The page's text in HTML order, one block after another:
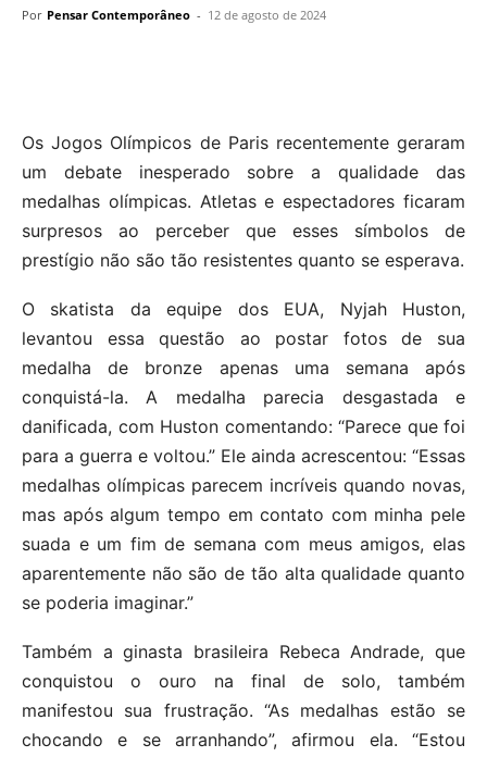
Por Pensar Contemporâneo - 12 de agosto de 2024
Os Jogos Olímpicos de Paris recentemente geraram
um debate inesperado sobre a qualidade das
medalhas olímpicas. Atletas e espectadores ficaram
surpresos ao perceber que esses símbolos de
prestígio não são tão resistentes quanto se esperava.
O skatista da equipe dos EUA, Nyjah Huston,
levantou essa questão ao postar fotos de sua
medalha de bronze apenas uma semana após
conquistá-la. A medalha parecia desgastada e
danificada, com Huston comentando: “Parece que foi
para a guerra e voltou.” Ele ainda acrescentou: “Essas
medalhas olímpicas parecem incríveis quando novas,
mas após algum tempo em contato com minha pele
suada e um fim de semana com meus amigos, elas
aparentemente não são de tão alta qualidade quanto
se poderia imaginar.”
Também a ginasta brasileira Rebeca Andrade, que
conquistou o ouro na final de solo, também
manifestou sua frustração. “As medalhas estão se
chocando e se arranhando”, afirmou ela. “Estou